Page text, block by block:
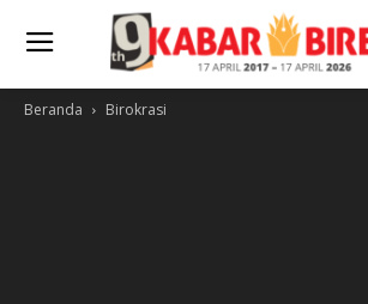
Beranda Birokrasi